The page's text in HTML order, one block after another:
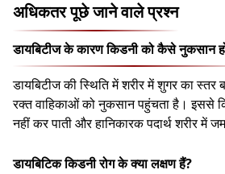
अधिकतर पूछे जाने वाले प्रश्न
डायबिटीज के कारण किडनी को कैसे नुकसान
डायबिटीज की स्थिति में शरीर में शुगर का स्तर
रक्त वाहिकाओं को नुकसान पहुंचता है। इससे
नहीं कर पाती और हानिकारक पदार्थ शरीर में
डायबिटिक किडनी रोग के क्या लक्षण हैं?